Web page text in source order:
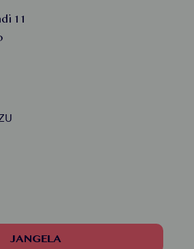
11
JANGELA